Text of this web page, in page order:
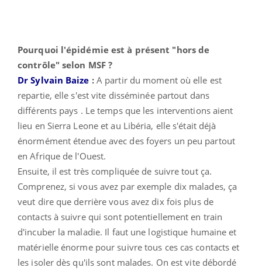
Pourquoi l'épidémie est à présent "hors de
contrôle" selon MSF ?
Dr Sylvain Baize : A partir du moment où elle est
repartie, elle s'est vite disséminée partout dans
différents pays . Le temps que les interventions aient
lieu en Sierra Leone et au Libéria, elle s'était déjà
énormément étendue avec des foyers un peu partout
en Afrique de l'Ouest.
Ensuite, il est très compliquée de suivre tout ça.
Comprenez, si vous avez par exemple dix malades, ça
veut dire que derrière vous avez dix fois plus de
contacts à suivre qui sont potentiellement en train
d'incuber la maladie. Il faut une logistique humaine et
matérielle énorme pour suivre tous ces cas contacts et
les isoler dès qu'ils sont malades. On est vite débordé